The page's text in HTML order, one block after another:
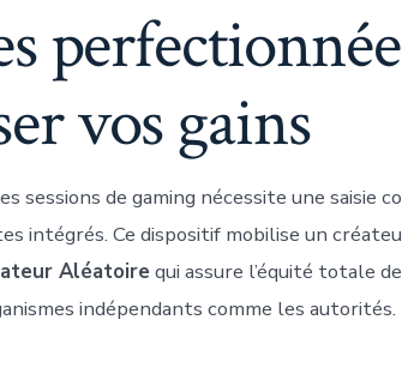
vos gains
sessions de gaming nécessite une saisie
intégrés. Ce dispositif mobilise un
Aléatoire qui assure l’équité totale
indépendants comme les autorités.